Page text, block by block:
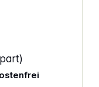
Verbindung
minimieren